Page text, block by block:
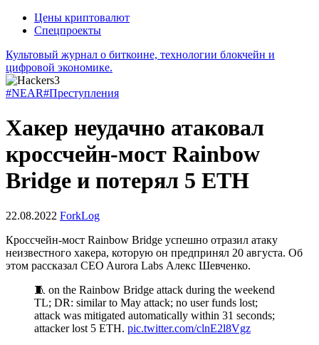
Цены криптовалют
Спецпроекты
Культовый журнал о биткоине, технологии блокчейн и
цифровой экономике.
#NEAR#Преступления
Хакер неудачно атаковал
кроссчейн-мост Rainbow
Bridge и потерял 5 ETH
22.08.2022 ForkLog
Кроссчейн-мост Rainbow Bridge успешно отразил атаку
неизвестного хакера, которую он предпринял 20 августа. Об
этом рассказал CEO Aurora Labs Алекс Шевченко.
🧵 on the Rainbow Bridge attack during the weekend
TL; DR: similar to May attack; no user funds lost;
attack was mitigated automatically within 31 seconds;
attacker lost 5 ETH. pic.twitter.com/clnE2l8Vgz